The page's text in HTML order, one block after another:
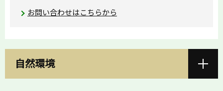
お問い合わせはこちらから
自然環境